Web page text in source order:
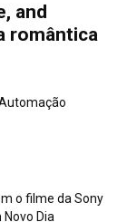
and
romântica
o filme da Sony
Dia